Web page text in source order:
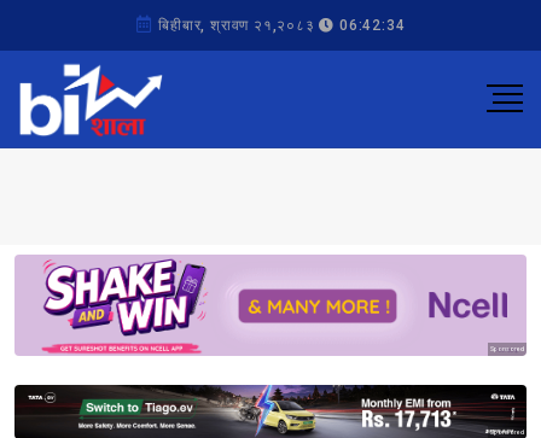
बिहीबार, श्रावण २१,२०८३ 06:42:34
Sponsored
Sponsored